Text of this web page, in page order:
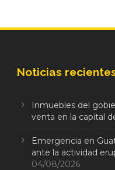
Noticias
Inmuebles del
venta en la capital
Emergencia en
ante la actividad
04/08/2026